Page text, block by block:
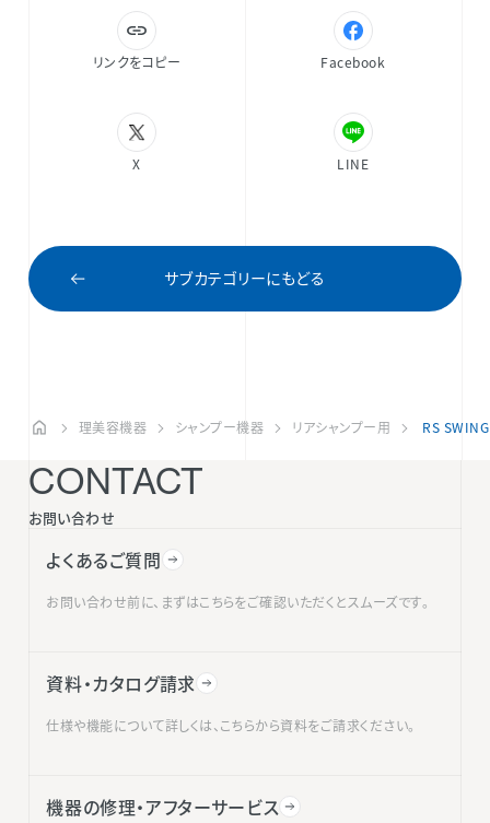
リンクをコピー Facebook
X LINE
サブカテゴリーにもどる
理美容機器 シャンプー機器 リアシャンプー用 RS SWING
CONTACT
お問い合わせ
よくあるご質問
お問い合わせ前に、まずはこちらをご確認いただくとスムーズです。
資料・カタログ請求
仕様や機能について詳しくは、こちらから資料をご請求ください。
機器の修理・アフターサービス